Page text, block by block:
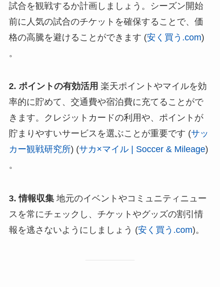
試合を観戦するか計画しましょう。シーズン開始
前に人気の試合のチケットを確保することで、価
格の高騰を避けることができます​ (安く買う.com)​
。
2. ポイントの有効活用 楽天ポイントやマイルを効
率的に貯めて、交通費や宿泊費に充てることがで
きます。クレジットカードの利用や、ポイントが
貯まりやすいサービスを選ぶことが重要です​ (サッ
カー観戦研究所)​​ (サカ×マイル | Soccer & Mileage)​
。
3. 情報収集地元のイベントやコミュニティニュー
スを常にチェックし、チケットやグッズの割引情
報を逃さないようにしましょう​ (安く買う.com)​。